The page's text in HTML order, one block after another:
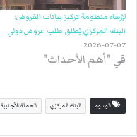
لإرساء منظومة تركيز بيانات القروض:
البنك المركزي يُطلق طلب عروض دولي
2026-07-07
في "أهم الأحداث"
الوسوم البنك المركزي العملة الأجنبية